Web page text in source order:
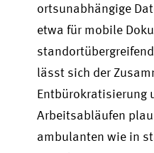
ortsunabhängige
etwa für mobile
lässt sich der
Entbürokratisierung
Arbeitsabläufen
ambulanten wie in